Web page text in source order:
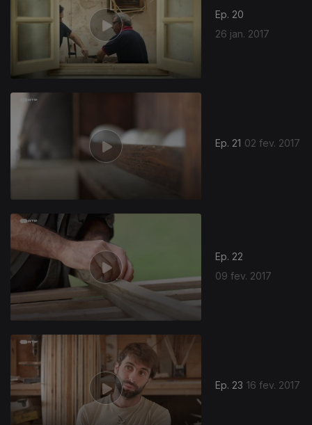
Ep. 20
26 jan. 2017
Ep. 21 02 fev. 2017
Ep. 22
09 fev. 2017
Ep. 23 16 fev. 2017
763409